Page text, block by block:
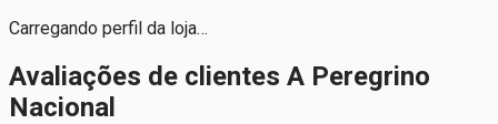
Carregando perfil da loja…
Avaliações de clientes A Peregrino
Nacional